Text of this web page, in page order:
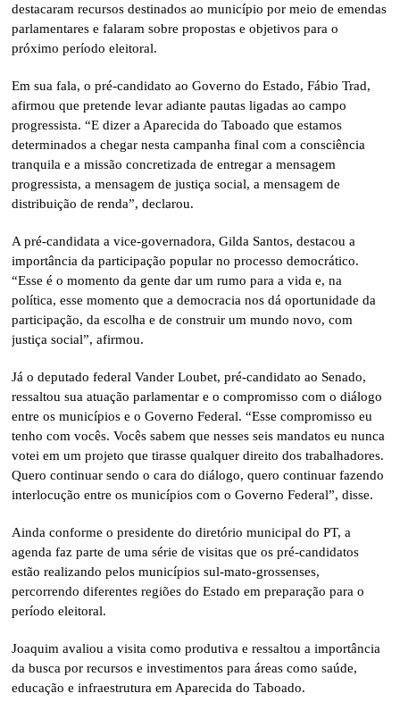
destacaram recursos destinados ao município por meio de emendas
parlamentares e falaram sobre propostas e objetivos para o
próximo período eleitoral.
Em sua fala, o pré-candidato ao Governo do Estado, Fábio Trad,
afirmou que pretende levar adiante pautas ligadas ao campo
progressista. “E dizer a Aparecida do Taboado que estamos
determinados a chegar nesta campanha final com a consciência
tranquila e a missão concretizada de entregar a mensagem
progressista, a mensagem de justiça social, a mensagem de
distribuição de renda”, declarou.
A pré-candidata a vice-governadora, Gilda Santos, destacou a
importância da participação popular no processo democrático.
“Esse é o momento da gente dar um rumo para a vida e, na
política, esse momento que a democracia nos dá oportunidade da
participação, da escolha e de construir um mundo novo, com
justiça social”, afirmou.
Já o deputado federal Vander Loubet, pré-candidato ao Senado,
ressaltou sua atuação parlamentar e o compromisso com o diálogo
entre os municípios e o Governo Federal. “Esse compromisso eu
tenho com vocês. Vocês sabem que nesses seis mandatos eu nunca
votei em um projeto que tirasse qualquer direito dos trabalhadores.
Quero continuar sendo o cara do diálogo, quero continuar fazendo
interlocução entre os municípios com o Governo Federal”, disse.
Ainda conforme o presidente do diretório municipal do PT, a
agenda faz parte de uma série de visitas que os pré-candidatos
estão realizando pelos municípios sul-mato-grossenses,
percorrendo diferentes regiões do Estado em preparação para o
período eleitoral.
Joaquim avaliou a visita como produtiva e ressaltou a importância
da busca por recursos e investimentos para áreas como saúde,
educação e infraestrutura em Aparecida do Taboado.